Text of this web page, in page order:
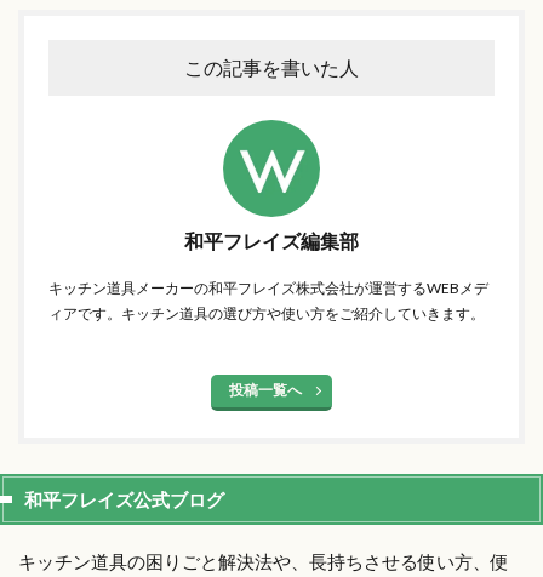
この記事を書いた人
和平フレイズ編集部
キッチン道具メーカーの和平フレイズ株式会社が運営するWEBメデ
ィアです。キッチン道具の選び方や使い方をご紹介していきます。
投稿一覧へ
和平フレイズ公式ブログ
キッチン道具の困りごと解決法や、長持ちさせる使い方、便